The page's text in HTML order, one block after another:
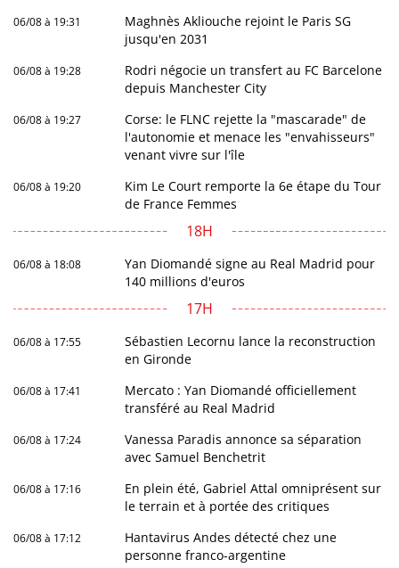
06/08 à 19:31
Maghnès Akliouche rejoint le Paris SG
jusqu'en 2031
06/08 à 19:28
Rodri négocie un transfert au FC Barcelone
depuis Manchester City
06/08 à 19:27
Corse: le FLNC rejette la "mascarade" de
l'autonomie et menace les "envahisseurs"
venant vivre sur l'île
06/08 à 19:20
Kim Le Court remporte la 6e étape du Tour
de France Femmes
18H
06/08 à 18:08
Yan Diomandé signe au Real Madrid pour
140 millions d'euros
17H
06/08 à 17:55
Sébastien Lecornu lance la reconstruction
en Gironde
06/08 à 17:41
Mercato : Yan Diomandé officiellement
transféré au Real Madrid
06/08 à 17:24
Vanessa Paradis annonce sa séparation
avec Samuel Benchetrit
06/08 à 17:16
En plein été, Gabriel Attal omniprésent sur
le terrain et à portée des critiques
06/08 à 17:12
Hantavirus Andes détecté chez une
personne franco-argentine